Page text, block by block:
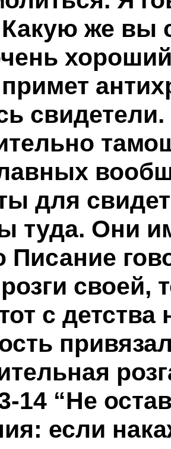
же вы
для
туда. Они
Писание
своей,
с детства
14 “Не
если